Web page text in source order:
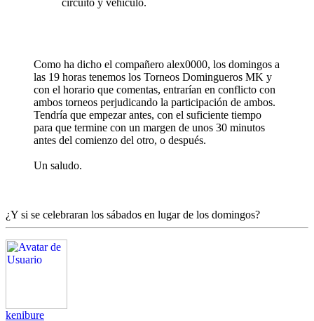
circuito y vehículo.
Como ha dicho el compañero alex0000, los domingos a
las 19 horas tenemos los Torneos Domingueros MK y
con el horario que comentas, entrarían en conflicto con
ambos torneos perjudicando la participación de ambos.
Tendría que empezar antes, con el suficiente tiempo
para que termine con un margen de unos 30 minutos
antes del comienzo del otro, o después.
Un saludo.
¿Y si se celebraran los sábados en lugar de los domingos?
kenibure